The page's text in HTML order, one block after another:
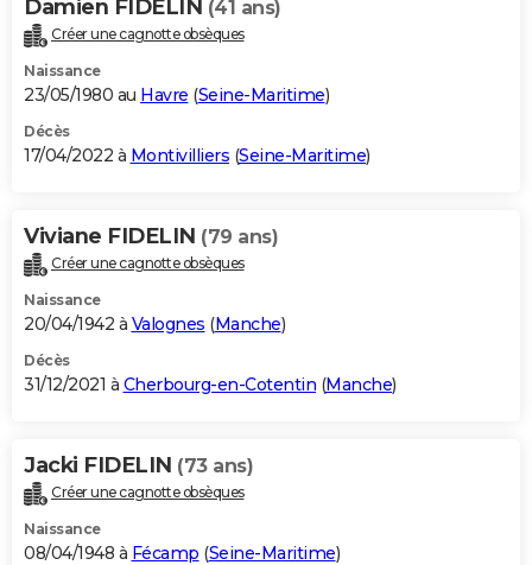
Damien FIDELIN (41 ans)
Créer une cagnotte obsèques
Naissance
23/05/1980 au Havre (Seine-Maritime)
Décès
17/04/2022 à Montivilliers (Seine-Maritime)
Viviane FIDELIN (79 ans)
Créer une cagnotte obsèques
Naissance
20/04/1942 à Valognes (Manche)
Décès
31/12/2021 à Cherbourg-en-Cotentin (Manche)
Jacki FIDELIN (73 ans)
Créer une cagnotte obsèques
Naissance
08/04/1948 à Fécamp (Seine-Maritime)